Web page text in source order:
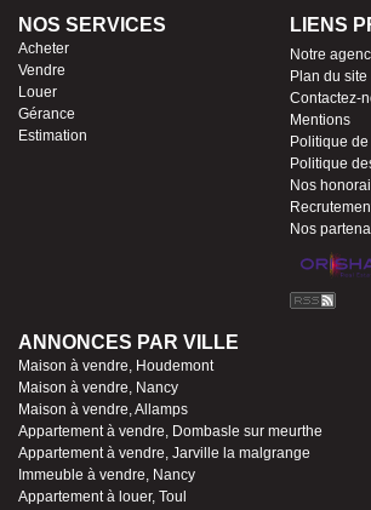
NOS SERVICES
Acheter
Vendre
Louer
Gérance
Estimation
LIENS
Notre
Plan du site
Contactez-
Mentions
Politique
Politique
Nos
Nos
ANNONCES PAR VILLE
Maison à vendre, Houdemont
Maison à vendre, Nancy
Maison à vendre, Allamps
Appartement à vendre, Dombasle sur meurthe
Appartement à vendre, Jarville la malgrange
Immeuble à vendre, Nancy
Appartement à louer, Toul